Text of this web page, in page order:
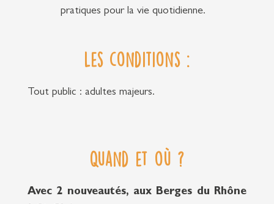
pratiques pour la vie quotidienne.
Les conditions :
Tout public : adultes majeurs.
Quand et où ?
Avec 2 nouveautés, aux Berges du Rhône